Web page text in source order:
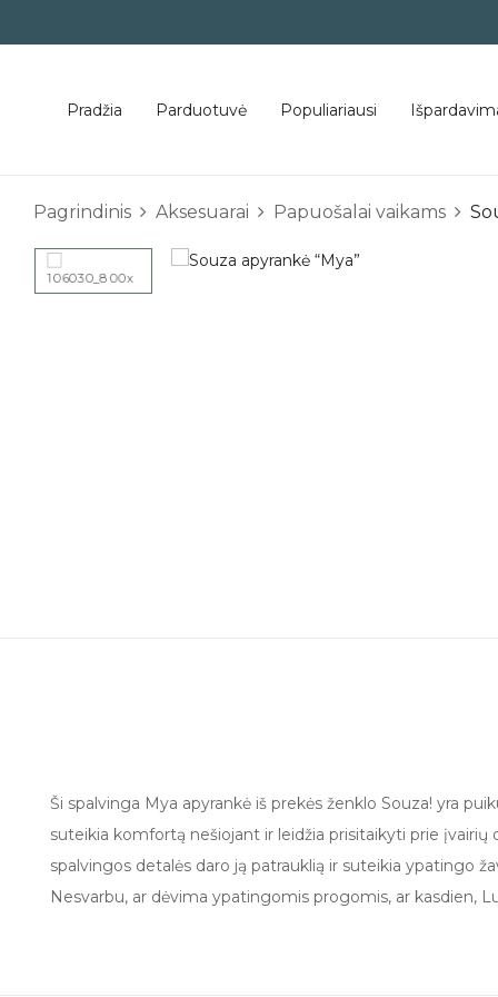
Pradžia Parduotuvė Populiariausi
Pagrindinis Aksesuarai Papuošalai vaikams
Ši spalvinga Mya apyrankė iš prekės ženklo Souza! yra
suteikia komfortą nešiojant ir leidžia prisitaikyti prie įvairių
spalvingos detalės daro ją patrauklią ir suteikia ypatingo
Nesvarbu, ar dėvima ypatingomis progomis, ar kasdien,